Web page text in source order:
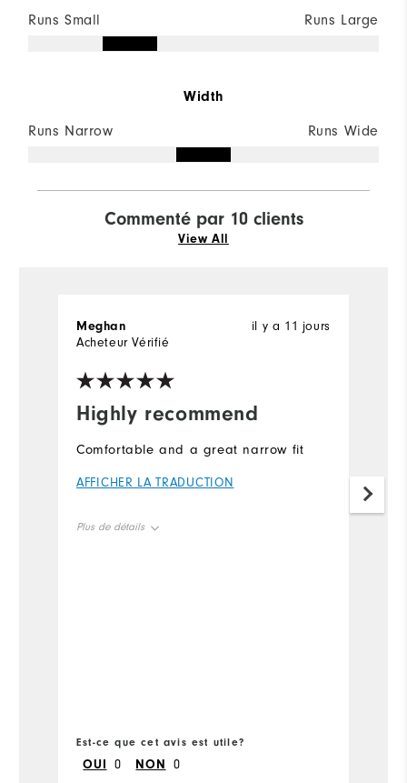
Runs Small Runs Large
Width
Runs Narrow Runs Wide
Commenté par 10 clients
View All
Highly recommend
il y a 11 jours
Meghan
Acheteur Vérifié
Comfortable and a great narrow fit
AFFICHER LA TRADUCTION
Plus de détails
Est-ce que cet avis est utile?
OUI 0 NON 0